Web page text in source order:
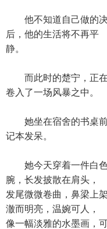
他不知道自己做的决
后，他的生活将不再平
静。
而此时的楚宁，正在
卷入了一场风暴之中。
她坐在宿舍的书桌前
记本发呆。
她今天穿着一件白色
腕，长发披散在肩头，
发尾微微卷曲，鼻梁上
澈而明亮，温婉可人，
像一幅淡雅的水墨画，